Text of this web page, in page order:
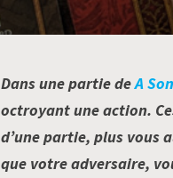
Dans une partie deA
octroyant une action.
d’une partie, plus vous
que votre adversaire,